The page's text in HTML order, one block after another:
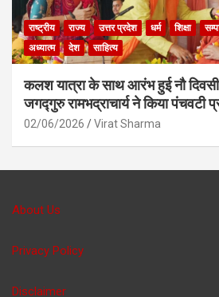
राष्ट्रीय राज्य उत्तर प्रदेश धर्म शिक्षा
अध्यात्म
देश साहित्य
कलश यात्रा के साथ आरंभ हुई नौ
जगद्गुरु रामभद्राचार्य ने किया पंचवटी
02/06/2026 Virat Sharma
About Us
Privacy Policy
Disclaimer